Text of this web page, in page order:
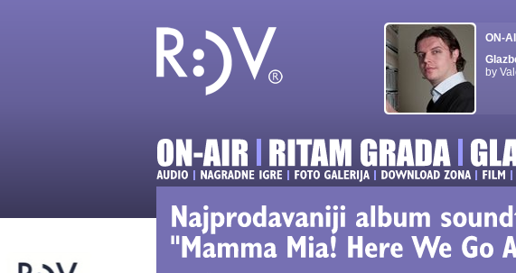
ON-
by